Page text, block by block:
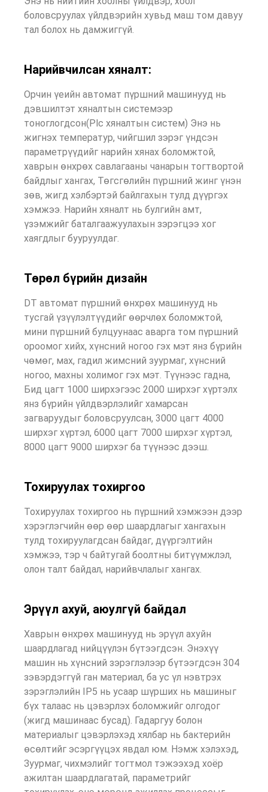
боловсруулах үйлдвэрийн хувьд маш том давуу
тал болох нь дамжиггүй.
Нарийвчилсан хяналт:
Орчин үеийн автомат пүршний машинууд нь
дэвшилтэт хяналтын системээр
тоноглогдсон(Plc хяналтын систем) Энэ нь
жигнэх температур, чийгшил зэрэг үндсэн
параметрүүдийг нарийн хянах боломжтой,
хаврын өнхрөх савлагааны чанарын тогтвортой
байдлыг хангах, Төгсгөлийн пүршний жинг үнэн
зөв, жигд хэлбэртэй байлгахын тулд дүүргэх
хэмжээ. Нарийн хяналт нь булгийн амт,
үзэмжийг баталгаажуулахын зэрэгцээ хог
хаягдлыг бууруулдаг.
Төрөл бүрийн дизайн
DT автомат пүршний өнхрөх машинууд нь
тусгай үзүүлэлтүүдийг өөрчлөх боломжтой,
мини пүршний булцуунаас аварга том пүршний
ороомог хийх, хүнсний ногоо гэх мэт янз бүрийн
чөмөг, мах, гадил жимсний зуурмаг, хүнсний
ногоо, махны холимог гэх мэт. Түүнээс гадна,
Бид цагт 1000 ширхэгээс 2000 ширхэг хүртэлх
янз бүрийн үйлдвэрлэлийг хамарсан
загваруудыг боловсруулсан, 3000 цагт 4000
ширхэг хүртэл, 6000 цагт 7000 ширхэг хүртэл,
8000 цагт 9000 ширхэг ба түүнээс дээш.
Тохируулах тохиргоо
Тохируулах тохиргоо нь пүршний хэмжээн дээр
хэрэглэгчийн өөр өөр шаардлагыг хангахын
тулд тохируулагдсан байдаг, дүүргэлтийн
хэмжээ, тэр ч байтугай боолтны битүүмжлэл,
олон талт байдал, нарийвчлалыг хангах.
Эрүүл ахуй, аюулгүй байдал
Хаврын өнхрөх машинууд нь эрүүл ахуйн
шаардлагад нийцүүлэн бүтээгдсэн. Энэхүү
машин нь хүнсний зэрэглэлээр бүтээгдсэн 304
зэвэрдэггүй ган материал, ба ус үл нэвтрэх
зэрэглэлийн IP5 нь усаар шүрших нь машиныг
бүх талаас нь цэвэрлэх боломжийг олгодог
(жигд машинаас бусад). Гадаргуу болон
материалыг цэвэрлэхэд хялбар нь бактерийн
өсөлтийг эсэргүүцэх явдал юм. Нэмж хэлэхэд,
Зуурмаг, чихмэлийг тогтмол тэжээхэд хоёр
ажилтан шаардлагатай, параметрийг